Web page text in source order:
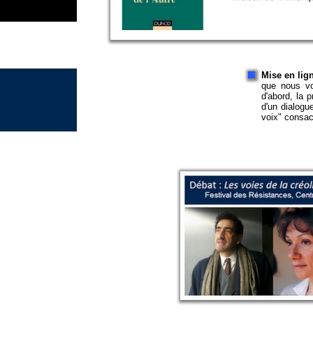
Mise en
que nous
d'abord, la
d'un
voix"